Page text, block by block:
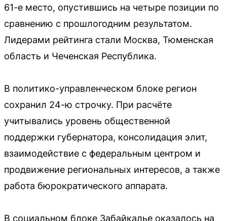
61-е место, опустившись на четыре позиции по
сравнению с прошлогодним результатом.
Лидерами рейтинга стали Москва, Тюменская
область и Чеченская Республика.
В политико-управленческом блоке регион
сохранил 24-ю строчку. При расчёте
учитывались уровень общественной
поддержки губернатора, консолидация элит,
взаимодействие с федеральным центром и
продвижение региональных интересов, а также
работа бюрократического аппарата.
В социальном блоке Забайкалье оказалось на